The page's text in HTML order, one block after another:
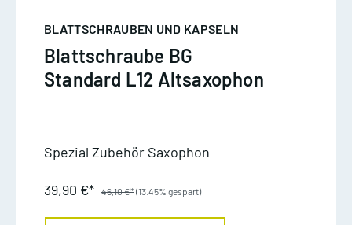
BLATTSCHRAUBEN UND KAPSELN
Blattschraube BG
Standard L12 Altsaxophon
Spezial Zubehör Saxophon
39,90 €* 46,10 €*(13.45% gespart)